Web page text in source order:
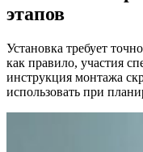
этапов
Установка требует
как правило, участия
инструкция монтажа
использовать при